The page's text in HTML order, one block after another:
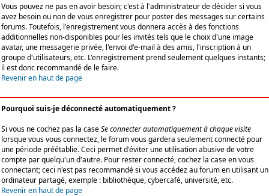
Vous pouvez ne pas en avoir besoin; c'est à l'administrateur de décider si vous
avez besoin ou non de vous enregistrer pour poster des messages sur certains
forums. Toutefois, l'enregistrement vous donnera accès à des fonctions
additionnelles non-disponibles pour les invités tels que le choix d'une image
avatar, une messagerie privée, l'envoi d'e-mail à des amis, l'inscription à un
groupe d'utilisateurs, etc. L'enregistrement prend seulement quelques instants;
il est donc recommandé de le faire.
Revenir en haut de page
Pourquoi suis-je déconnecté automatiquement ?
Si vous ne cochez pas la caseSe connecter automatiquement à chaque visite
lorsque vous vous connectez, le forum vous gardera seulement connecté pour
une période préétablie. Ceci permet d'éviter une utilisation abusive de votre
compte par quelqu'un d'autre. Pour rester connecté, cochez la case en vous
connectant; ceci n'est pas recommandé si vous accédez au forum en utilisant un
ordinateur partagé, exemple : bibliothèque, cybercafé, université, etc.
Revenir en haut de page